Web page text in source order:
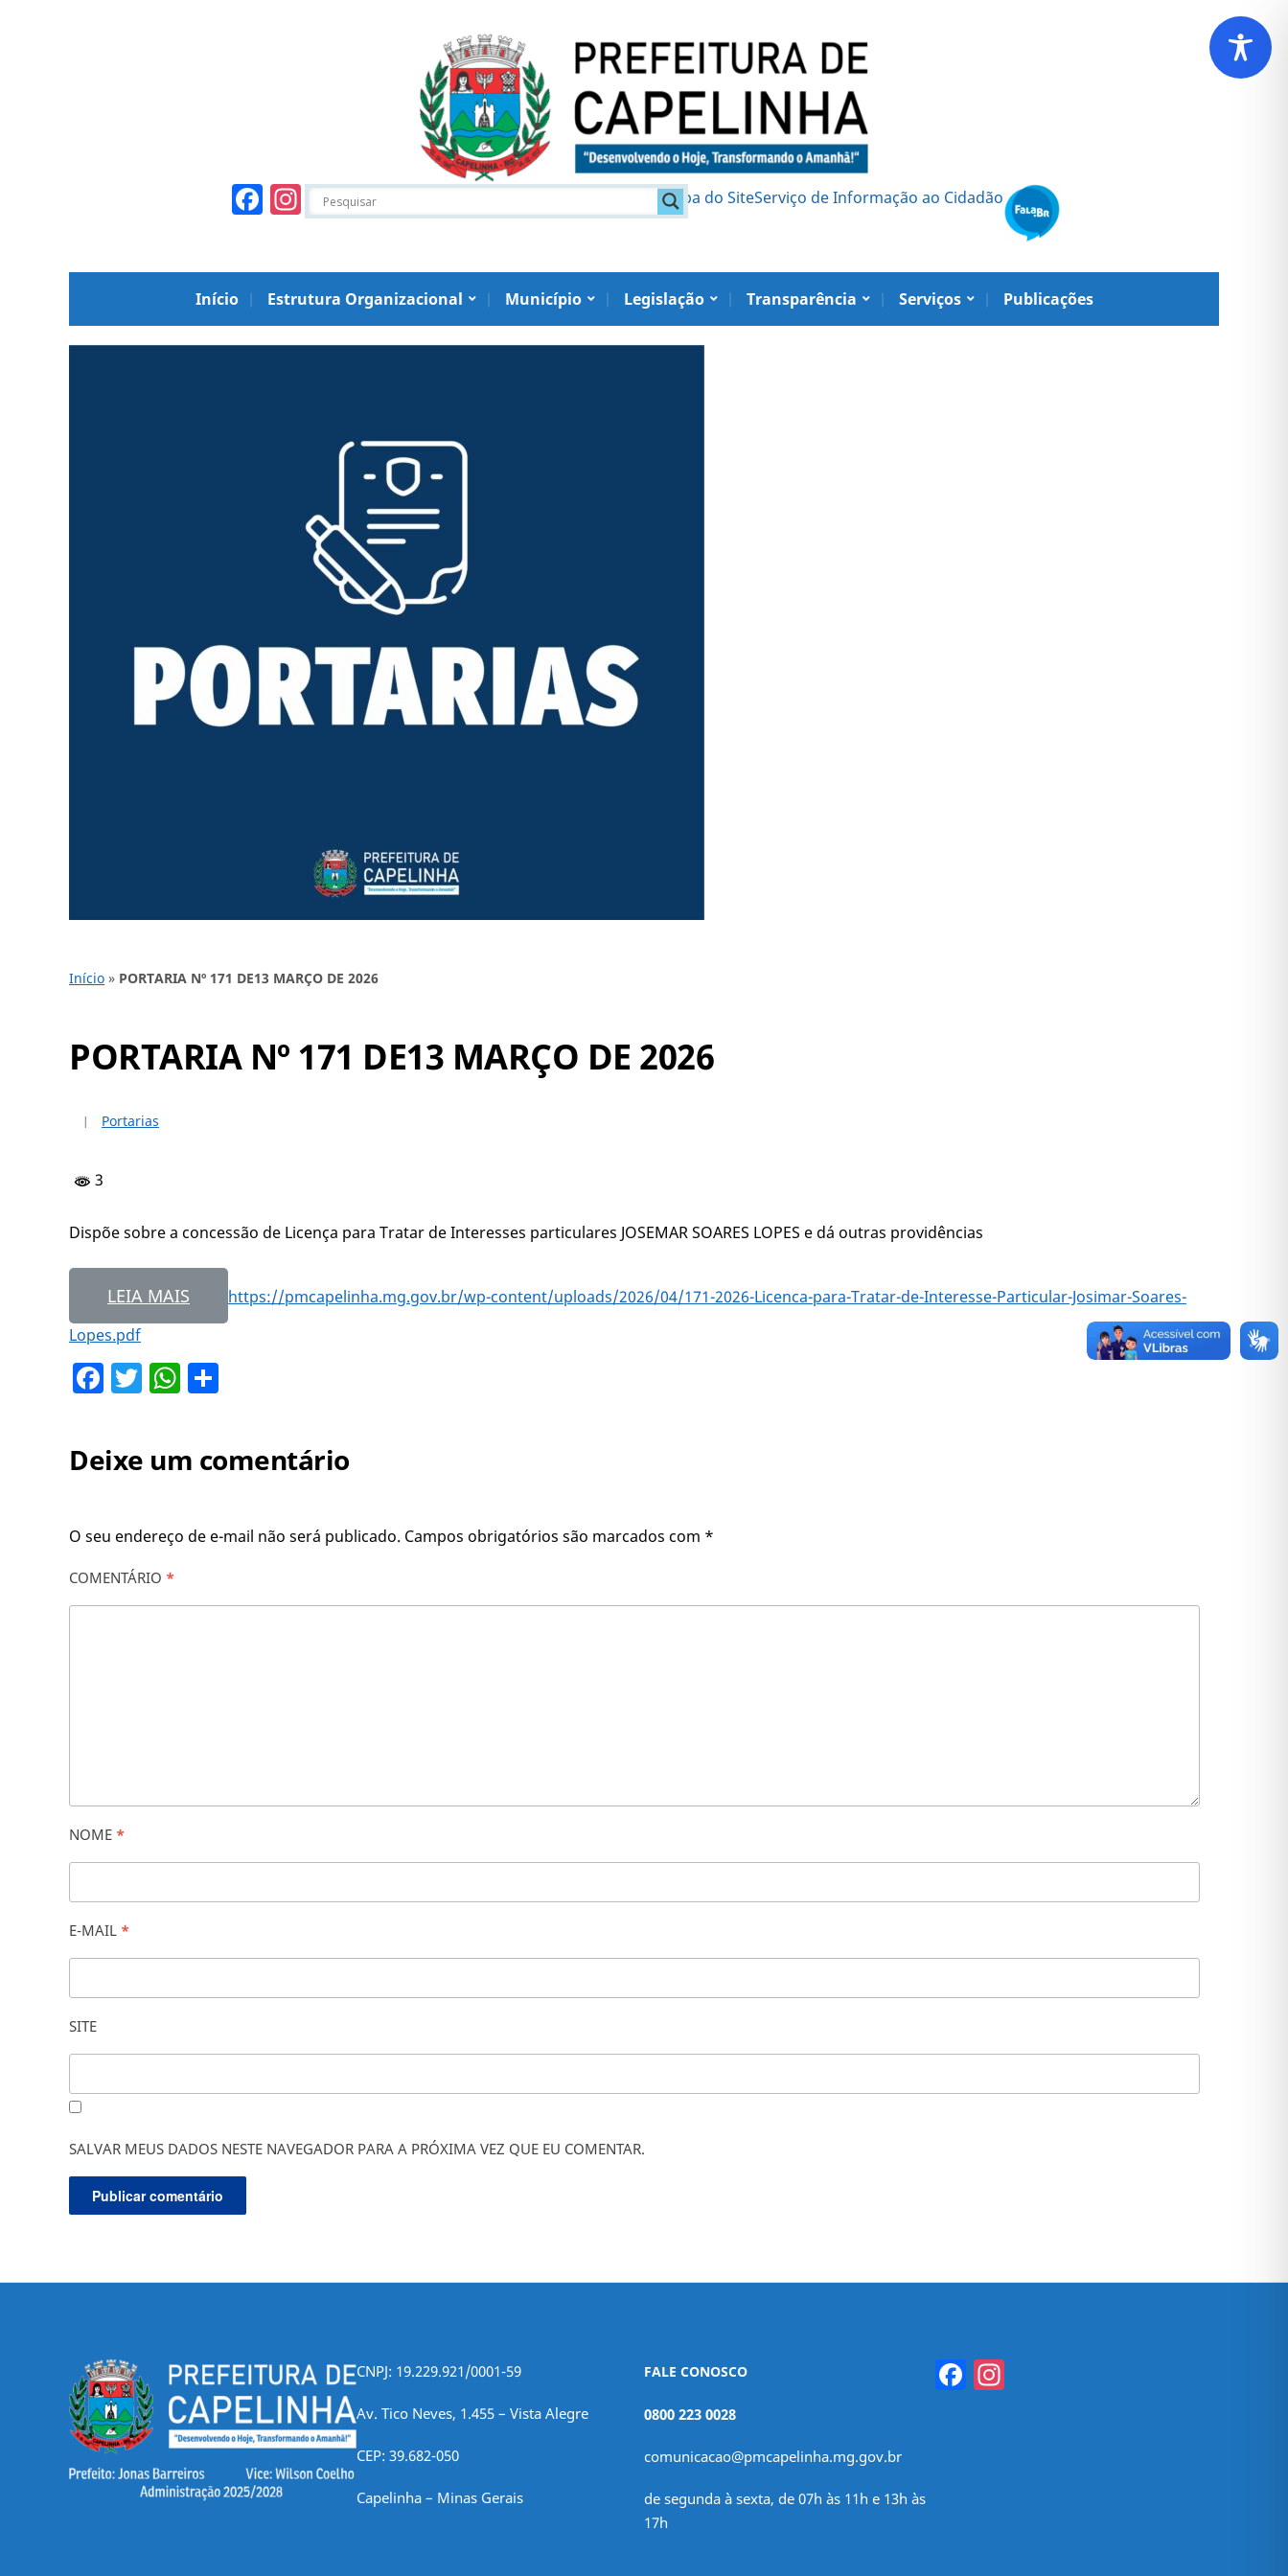
Facebook
Instagram Mapa do SiteServiço de Informação ao Cidadão
Início Estrutura Organizacional Município Legislação Transparência Serviços Publicações
Início » PORTARIA Nº 171 DE13 MARÇO DE 2026
PORTARIA Nº 171 DE13 MARÇO DE 2026
Portarias
3
Dispõe sobre a concessão de Licença para Tratar de Interesses particulares JOSEMAR SOARES LOPES e dá outras providências
LEIA MAIS
https://pmcapelinha.mg.gov.br/wp-content/uploads/2026/04/171-2026-Licenca-para-Tratar-de-Interesse-Particular-Josimar-Soares-
Lopes.pdf
Facebook
TwitterWhatsApp
Deixe um comentário
O seu endereço de e-mail não será publicado. Campos obrigatórios são marcados com *
COMENTÁRIO *
NOME *
E-MAIL *
SITE
SALVAR MEUS DADOS NESTE NAVEGADOR PARA A PRÓXIMA VEZ QUE EU COMENTAR.
CNPJ: 19.229.921/0001-59
Av. Tico Neves, 1.455 – Vista Alegre
CEP: 39.682-050
Capelinha – Minas Gerais
FALE CONOSCO
0800 223 0028
comunicacao@pmcapelinha.mg.gov.br
de segunda à sexta, de 07h às 11h e 13h às
17h
Facebook